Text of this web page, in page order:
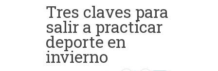
Tres claves para
salir a practicar
deporte en
invierno